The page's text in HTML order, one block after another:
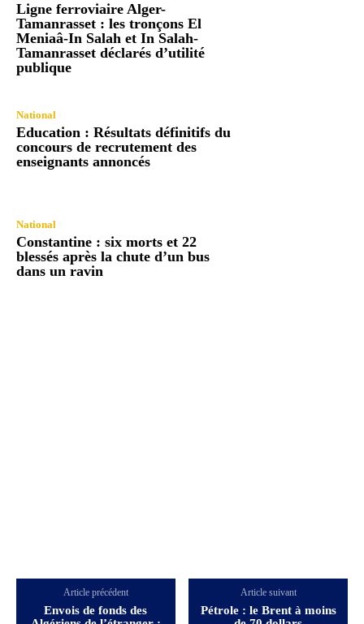
Ligne ferroviaire Alger-
Tamanrasset : les tronçons El
Meniaâ-In Salah et In Salah-
Tamanrasset déclarés d’utilité
publique
National
Education : Résultats définitifs du
concours de recrutement des
enseignants annoncés
National
Constantine : six morts et 22
blessés après la chute d’un bus
dans un ravin
Article précédent
Envois de fonds des
Article suivant
Pétrole : le Brent à moins